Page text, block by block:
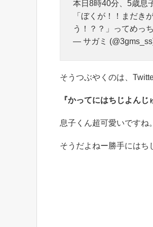
本日8時40分、5歳息
「ぼくが！！まだき
う！？？」ってめっ
— サガミ
そうつぶやくのは、
『かってにはちじよん
息子くん超可愛いですね。
そうだよねー勝手にはち